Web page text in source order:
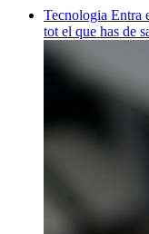
Tecnologia Entra
tot el que has de